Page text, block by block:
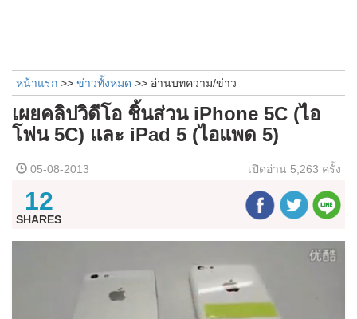
หน้าแรก >> ข่าวทั้งหมด >> อ่านบทความ/ข่าว
เผยคลิปวิดีโอ ชิ้นส่วน iPhone 5C (ไอ
โฟน 5C) และ iPad 5 (ไอแพด 5)
05-08-2013 เปิดอ่าน 5,263 ครั้ง
12
SHARES